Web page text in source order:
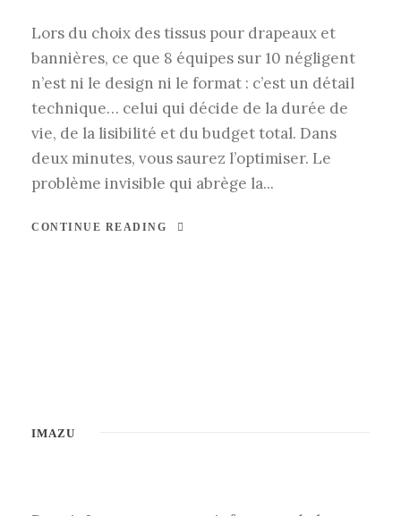
Lors du choix des tissus pour drapeaux et
bannières, ce que 8 équipes sur 10 négligent
n’est ni le design ni le format : c’est un détail
technique… celui qui décide de la durée de
vie, de la lisibilité et du budget total. Dans
deux minutes, vous saurez l’optimiser. Le
problème invisible qui abrège la...
CONTINUE READING
IMAZU